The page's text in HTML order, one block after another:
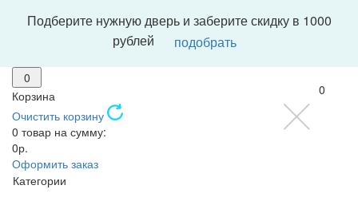
Подберите нужную дверь и заберите скидку в 1000
рублей
подобрать
0
0
Корзина
Очистить корзину
0 товар на сумму:
0р.
Оформить заказ
Категории